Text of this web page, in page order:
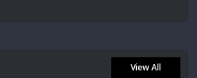
View All